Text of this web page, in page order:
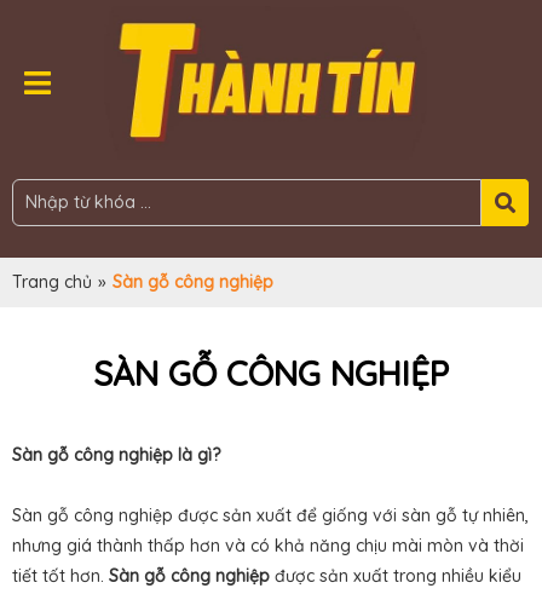
Trang chủ » Sàn gỗ công nghiệp
SÀN GỖ CÔNG NGHIỆP
Sàn gỗ công nghiệp là gì?
Sàn gỗ công nghiệp được sản xuất để giống với sàn gỗ tự nhiên,
nhưng giá thành thấp hơn và có khả năng chịu mài mòn và thời
tiết tốt hơn. Sàn gỗ công nghiệp được sản xuất trong nhiều kiểu